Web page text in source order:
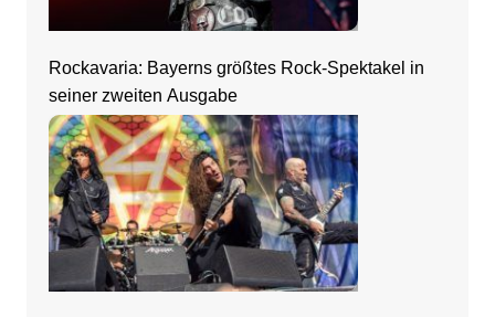
Rockavaria: Bayerns größtes Rock-Spektakel in
seiner zweiten Ausgabe